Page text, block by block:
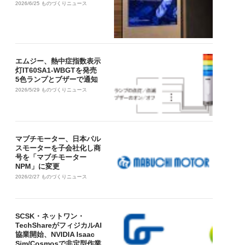
2026/6/25 ものづくりニュース
エムジー、熱中症指数表示
灯IT60SA1-WBGTを発売
5色ランプとブザーで通知
2026/5/29 ものづくりニュース
マブチモーター、日本パル
スモーターを子会社化し商
号を「マブチモーター
NPM」に変更
2026/2/27 ものづくりニュース
SCSK・ネットワン・
TechShareがフィジカルAI
協業開始、NVIDIA Isaac
Sim/Cosmosで非定型作業